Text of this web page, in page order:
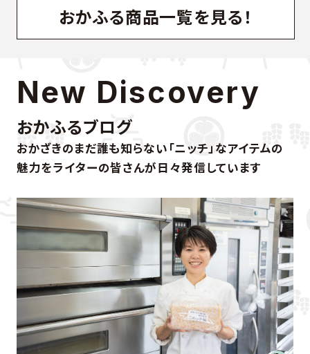
おかふる商品一覧を見る！
New Discovery
おかふるブログ
おかざきのまだ誰も知らない「ニッチ」なアイテムの
魅力をライターの皆さんが日々発信しています